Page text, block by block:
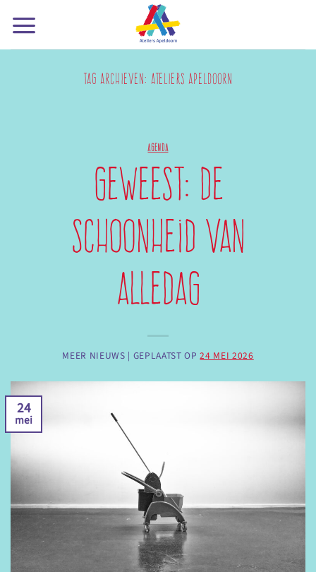
naar
inhoud
TAG ARCHIEVEN: ATELIERS APELDOORN
AGENDA
Geweest: De
schoonheid van
alledag
MEER NIEUWS | GEPLAATST OP24 MEI 2026
24
mei